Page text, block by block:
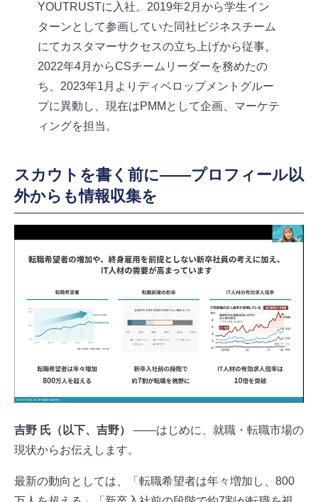
YOUTRUSTに入社。2019年2月から学生イン
ターンとして参画していた同社ビジネスチーム
にてカスタマーサクセスの立ち上げから従事。
2022年4月からCSチームリーダーを務めたの
ち、2023年1月よりディベロップメントグルー
プに異動し、現在はPMMとして企画、マーケテ
ィングを担当。
スカウトを書く前に――プロフィール以
外からも情報収集を
吉野 氏（以下、吉野）
――はじめに、就職・転職市場の
現状からお伝えします。
最新の動向としては、「転職希望者は年々増加し、800